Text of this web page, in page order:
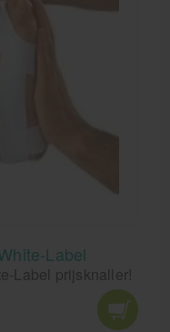
Label
Label prijsknaller!